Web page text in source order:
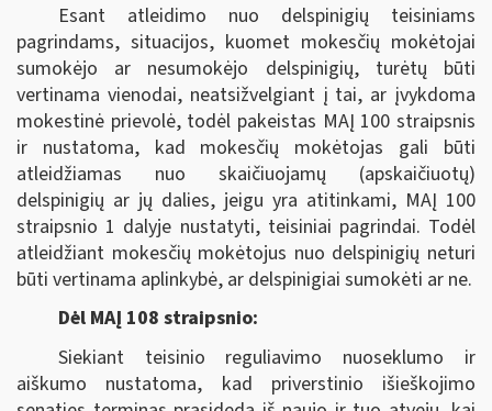
Esant atleidimo nuo delspinigių teisiniams
pagrindams, situacijos, kuomet mokesčių mokėtojai
sumokėjo ar nesumokėjo delspinigių, turėtų būti
vertinama vienodai, neatsižvelgiant į tai, ar įvykdoma
mokestinė prievolė, todėl pakeistas MAĮ 100 straipsnis
ir nustatoma, kad mokesčių mokėtojas gali būti
atleidžiamas nuo skaičiuojamų (apskaičiuotų)
delspinigių ar jų dalies, jeigu yra atitinkami, MAĮ 100
straipsnio 1 dalyje nustatyti, teisiniai pagrindai. Todėl
atleidžiant mokesčių mokėtojus nuo delspinigių neturi
būti vertinama aplinkybė, ar delspinigiai sumokėti ar ne.
Dėl MAĮ 108 straipsnio:
Siekiant teisinio reguliavimo nuoseklumo ir
aiškumo nustatoma, kad priverstinio išieškojimo